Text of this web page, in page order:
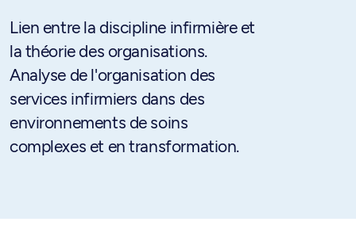
Lien entre la discipline infirmière et
la théorie des organisations.
Analyse de l'organisation des
services infirmiers dans des
environnements de soins
complexes et en transformation.